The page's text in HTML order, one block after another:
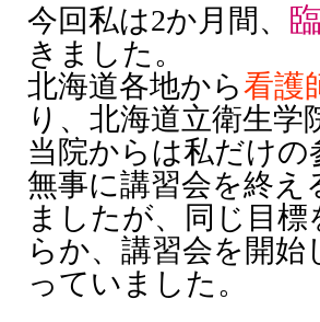
今回私は2か月間、
きました。
北海道各地から看護
り、北海道立衛生
当院からは私だけ
無事に講習会を終
ましたが、同じ目
らか、講習会を開
っていました。